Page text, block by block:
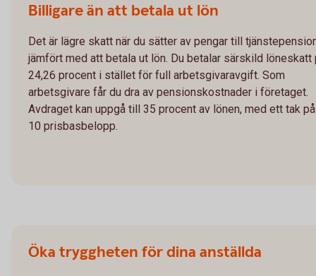
Billigare än att betala ut lön
Det är lägre skatt när du sätter av pengar till
jämfört med att betala ut lön. Du betalar särskild löneskatt
24,26 procent i stället för full arbetsgivaravgift. Som
arbetsgivare får du dra av pensionskostnader i företaget.
Avdraget kan uppgå till 35 procent av lönen, med ett tak på
10 prisbasbelopp.
Öka tryggheten för dina anställda